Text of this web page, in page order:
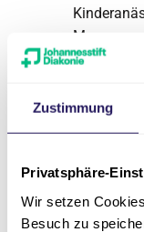
Zustimmung
Privatsphäre-
Wir setzen
Besuch zu